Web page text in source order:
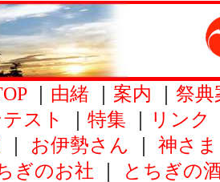
｜ 由緒 案内
祭典
スト 特集 リンク
お伊勢さん 神さま
ぎのお社 とちぎの